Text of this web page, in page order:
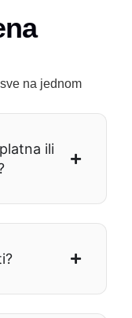
na jednom
ili